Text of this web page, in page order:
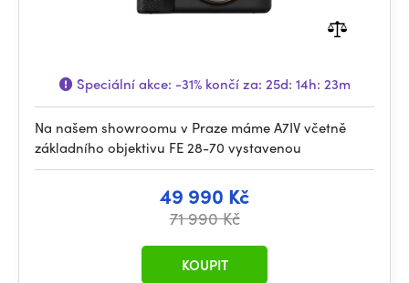
Speciální akce: -31%končí za: 25d: 14h: 23m
Na našem showroomu v Praze máme A7IV včetně
základního objektivu FE 28-70 vystavenou
49 990 Kč
71 990 Kč
KOUPIT